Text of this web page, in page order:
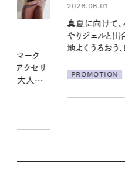
2026.06.01
暑い夏のナイト
える夜の爽や